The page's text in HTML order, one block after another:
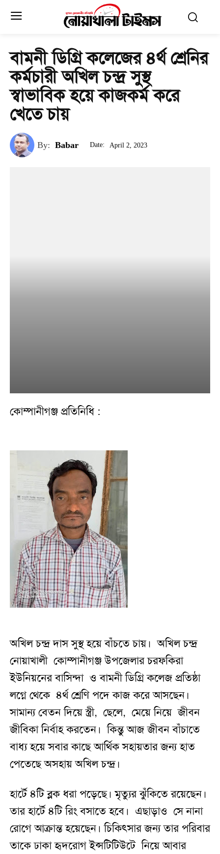
বামনী ডিগ্রি কলেজের ৪র্থ শ্রেনির
কর্মচারী অখিল চন্দ্র সুস্থ
স্বাভাবিক হয়ে কাজকর্ম করে
খেতে চায়
By: Babar Date: April 2, 2023
কোম্পানীগঞ্জ প্রতিনিধি :
অখিল চন্দ্র দাস সুস্থ হয়ে বাঁচতে চায়। অখিল চন্দ্র
নোয়াখালী কোম্পানীগঞ্জ উপজেলার চরফকিরা
ইউনিয়নের বাসিন্দা ও বামনী ডিগ্রি কলেজ প্রতিষ্ঠা
লগ্নে থেকে ৪র্থ শ্রেণি পদে কাজ করে আসছেন।
সামান্য বেতন দিয়ে স্ত্রী, ছেলে, মেয়ে নিয়ে জীবন
জীবিকা নির্বাহ করতেন। কিন্তু আজ জীবন বাঁচাতে
বাধ্য হয়ে সবার কাছে আর্থিক সহায়তার জন্য হাত
পেতেছে অসহায় অখিল চন্দ্র।
হার্টে ৪টি ব্লক ধরা পড়েছে। মৃত্যুর ঝুঁকিতে রয়েছেন।
তার হার্টে ৪টি রিং বসাতে হবে। এছাড়াও সে নানা
রোগে আক্রান্ত হয়েছেন। চিকিৎসার জন্য তার পরিবার
তাকে ঢাকা হৃদরোগ ইন্সটিটিউটে নিয়ে আবার